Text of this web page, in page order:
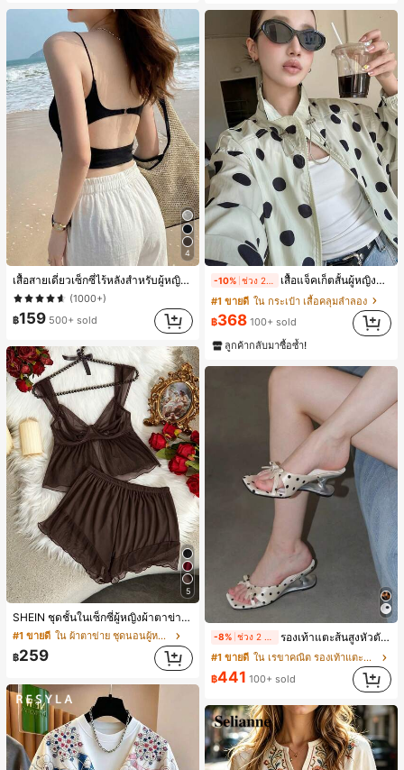
4
เสื้อสายเดี่ยวเซ็กซี่ไร้หลังสำหรับผู้หญิงพร้อมบราแบบมีฟองน้ำ, เสื้อกล้ามแขนกุด, เสื้อลำลองสีดำสำหรับฤดูร้อน
(1000+)
฿159 500+ sold
5
SHEIN ชุดชั้นในเซ็กซี่ผู้หญิงผ้าตาข่ายมีโครงคัพบาง
#1 ขายดี
ใน ผ้าตาข่าย ชุดนอนผู้หญิง
฿259
-10% เสื้อแจ็คเก็ตสั้นผู้หญิงสไตล์วินเทจ ลายจุดขนาดใหญ่ คอตั้ง เอวเข้ารูป แขนพอง ทรงหลวม แฟชั่นอเนกประสงค์ สำหรับใส่ประจำวันและไปเที่ยวพักผ่อน
#1 ขายดี ใน กระเป๋า เสื้อคลุมลำลอง
฿368 100+ sold
ลูกค้ากลับมาซื้อซ้ำ!
-8% รองเท้าแตะส้นสูงหัวตัดผูกโบว์ลายจุดสายเดี่ยวส้นไม่สมมาตรสำหรับผู้หญิง, รองเท้าแตะส้นสูงหนังเทียมสีขาวหรูหราสำหรับฤดูร้อน
#1 ขายดี
ใน เรขาคณิต รองเท้าแตะส้นสูงผู้หญิง
฿441 100+ sold